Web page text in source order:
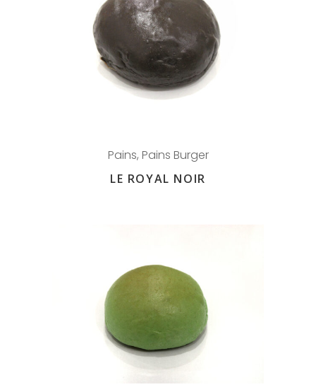
Pains, Pains Burger
LE ROYAL NOIR